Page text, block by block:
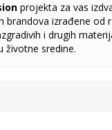
projekta za vas
brandova izrađene od
i drugih
životne sredine.